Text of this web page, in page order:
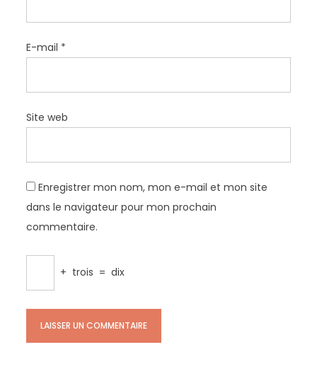
E-mail *
Site web
Enregistrer mon nom, mon e-mail et mon site
dans le navigateur pour mon prochain
commentaire.
+ trois = dix